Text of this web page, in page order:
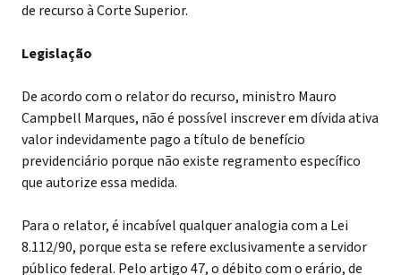
de recurso à Corte Superior.
Legislação
De acordo com o relator do recurso, ministro Mauro
Campbell Marques, não é possível inscrever em dívida ativa
valor indevidamente pago a título de benefício
previdenciário porque não existe regramento específico
que autorize essa medida.
Para o relator, é incabível qualquer analogia com a Lei
8.112/90, porque esta se refere exclusivamente a servidor
público federal. Pelo artigo 47, o débito com o erário, de